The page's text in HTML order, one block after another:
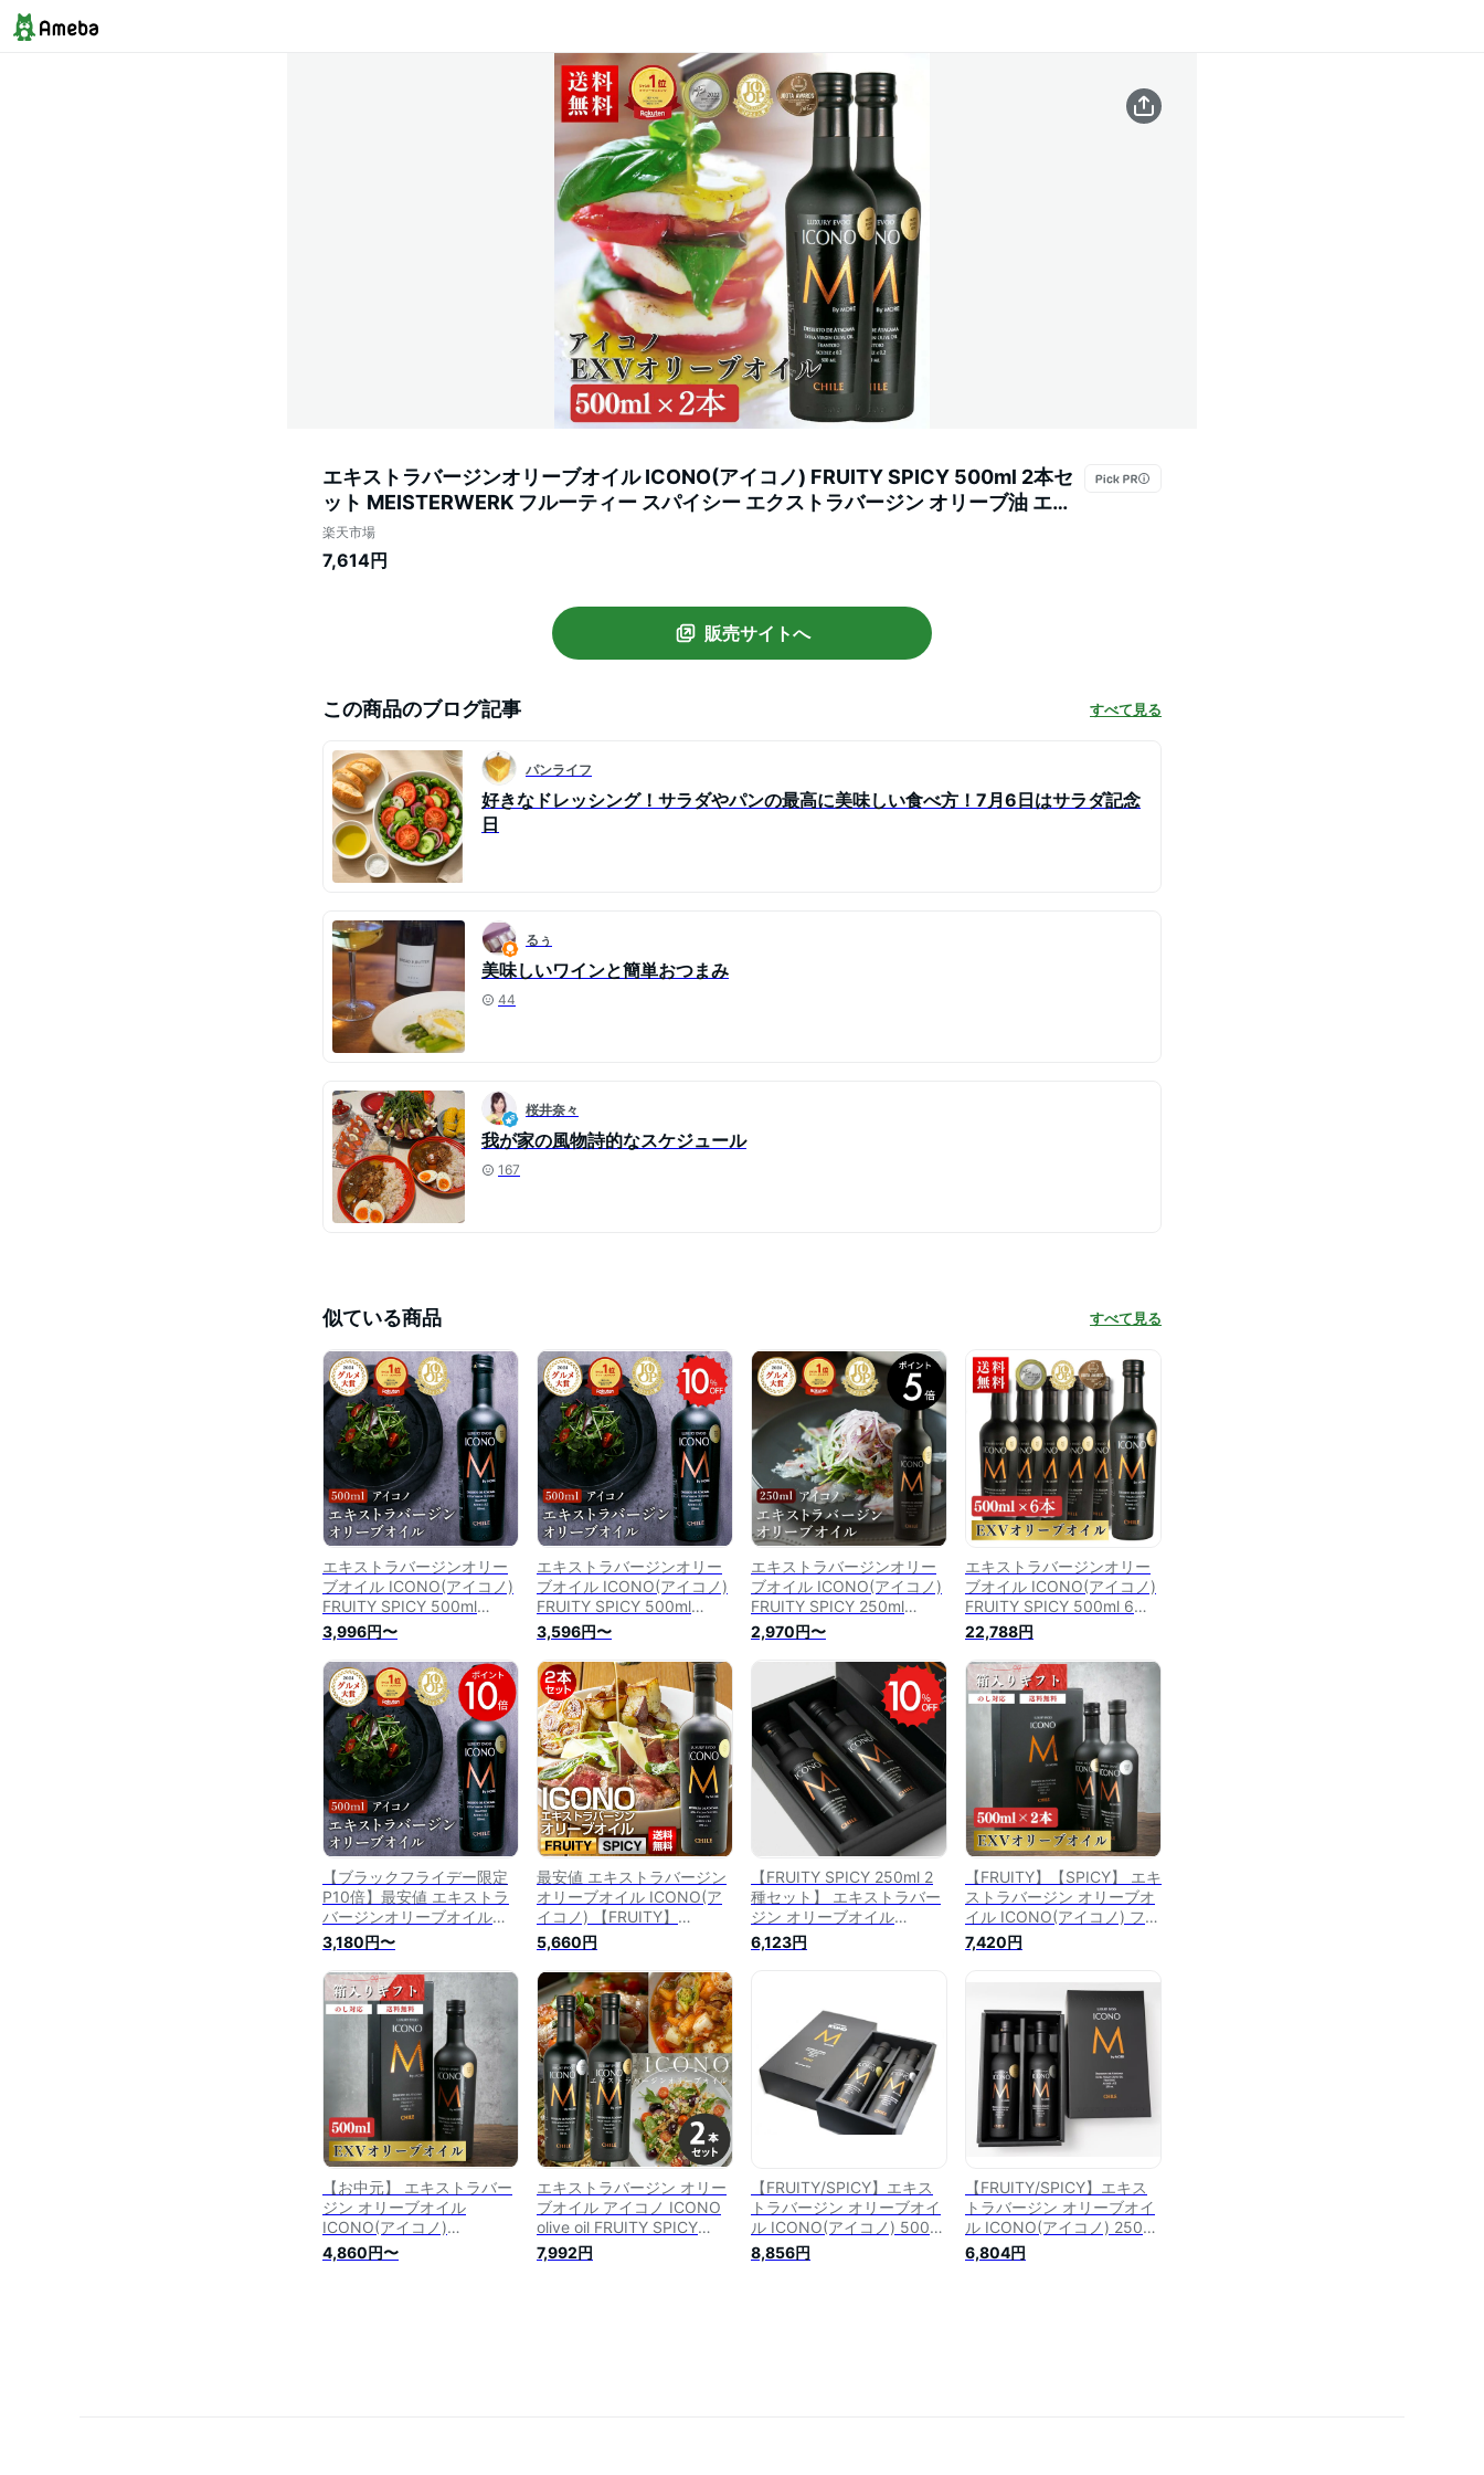
エキストラバージンオリーブオイル ICONO(アイコノ) FRUITY SPICY 500ml 2本セ
ット MEISTERWERK フルーティー スパイシー エクストラバージン オリーブ油 エキ
ストラヴァージン 酸度0.2％ olive oil 無添加 送料無料
楽天市場
7,614円
販売サイトへ
この商品のブログ記事 すべて見る
パンライフ
好きなドレッシング！サラダやパンの最高に美味しい食べ方！7月6日はサラダ記念
日
るぅ
美味しいワインと簡単おつまみ
44
桜井奈々
我が家の風物詩的なスケジュール
167
似ている商品 すべて見る
エキストラバージンオリー
ブオイル ICONO(アイコノ)
FRUITY SPICY 500ml
MEISTERWERK フルーティ
ー スパイシー エクストラバ
ージン オリーブ油 エキスト
ラヴァージン 酸度0.2％
olive oil 無添加 送料無料
3,996円〜
エキストラバージンオリー
ブオイル ICONO(アイコノ)
FRUITY SPICY 500ml
MEISTERWERK フルーティ
ー スパイシー エクストラバ
ージン オリーブ油 エキスト
ラヴァージン 酸度0.2％
olive oil 無添加 送料無料
3,596円〜
エキストラバージンオリー
ブオイル ICONO(アイコノ)
FRUITY SPICY 250ml
MEISTERWERK フルーティ
ー スパイシー エクストラバ
ージン オリーブ油 エキスト
ラヴァージン 酸度0.2％
olive oil 無添加 送料無料
2,970円〜
エキストラバージンオリー
ブオイル ICONO(アイコノ)
FRUITY SPICY 500ml 6本
セット MEISTERWERK フル
ーティー スパイシー エクス
トラバージン オリーブ油 エ
キストラヴァージン 酸度
0.2％ olive oil 無添加 送料
22,788円
【ブラックフライデー限定
P10倍】最安値 エキストラ
バージンオリーブオイル
ICONO(アイコノ) FRUITY
SPICY 500ml
MEISTERWERK フルーティ
ー スパイシー エクストラバ
ージン オリーブ油 エキスト
ラヴァージン 酸度0.17％
olive oil 無添加 送料無料
3,180円〜
最安値 エキストラバージン
オリーブオイル ICONO(ア
イコノ) 【FRUITY】
【SPICY】 500ml by
MORE Chile 2本セット
MEISTERWERK フルーティ
スパイシー エクストラバー
ジン オリーブ油 エキストラ
ヴァージン 酸度0.2％ オー
ガニック 有機 olive oil 無添
加 送料無料 ギフト
5,660円
【FRUITY SPICY 250ml 2
種セット】 エキストラバー
ジン オリーブオイル
ICONO(アイコノ) フルーテ
ィー スパイシー ギフトBOX
バージン オリーブ油 エキス
トラヴァージン 酸度0.2％
無添加 熨斗
6,123円
【FRUITY】【SPICY】 エキ
ストラバージン オリーブオ
イル ICONO(アイコノ) フル
ーティー スパイシー 500ml
ギフトBOX入り2本
ェルク エクストラバージン
オリーブ油 エキストラヴァ
ージン 酸度0.17％ 無添加
熨斗対応可 送料無料
7,420円
【お中元】 エキストラバー
ジン オリーブオイル
ICONO(アイコノ)
【FRUITY】【SPICY】フル
ーティー スパイシー 500ml
4,860円〜
エキストラバージン オリー
ブオイル アイコノ ICONO
olive oil FRUITY SPICY
500ml 2本セット (送料無
料) エクストラバージン オ
7,992円
【FRUITY/SPICY】エキス
トラバージン オリーブオイ
ル ICONO(アイコノ) 500ml
2本セット ギフトBOX入り
8,856円
【FRUITY/SPICY】エキス
トラバージン オリーブオイ
ル ICONO(アイコノ) 250ml
2本セット ギフトBOX入り
6,804円